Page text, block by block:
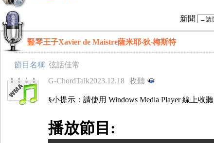
新聞
豎琴王子Xavier de Maistre薩米耶‧狄‧梅斯特
節目名稱 弦話佳常
G-ChordTalk2023.12.18
收聽
§小提示：請使用 Windows Media Player 線上收聽
播放節目: